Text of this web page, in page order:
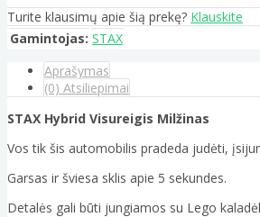
Turite klausimų apie šią prekę? Klauskite
Gamintojas: STAX
Aprašymas
(0) Atsiliepimai
STAX Hybrid Visureigis Milžinas
Vos tik šis automobilis pradeda judėti,
Garsas ir šviesa sklis apie 5 sekundes.
Detalės gali būti jungiamos su Lego